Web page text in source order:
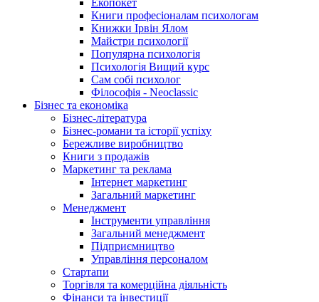
Екопокет
Книги професіоналам психологам
Книжки Ірвін Ялом
Майстри психології
Популярна психологія
Психологія Вищий курс
Сам собі психолог
Філософія - Neoclassic
Бізнес та економіка
Бізнес-література
Бізнес-романи та історії успіху
Бережливе виробництво
Книги з продажів
Маркетинг та реклама
Інтернет маркетинг
Загальний маркетинг
Менеджмент
Інструменти управління
Загальний менеджмент
Підприємництво
Управління персоналом
Стартапи
Торгівля та комерційна діяльність
Фінанси та інвестиції